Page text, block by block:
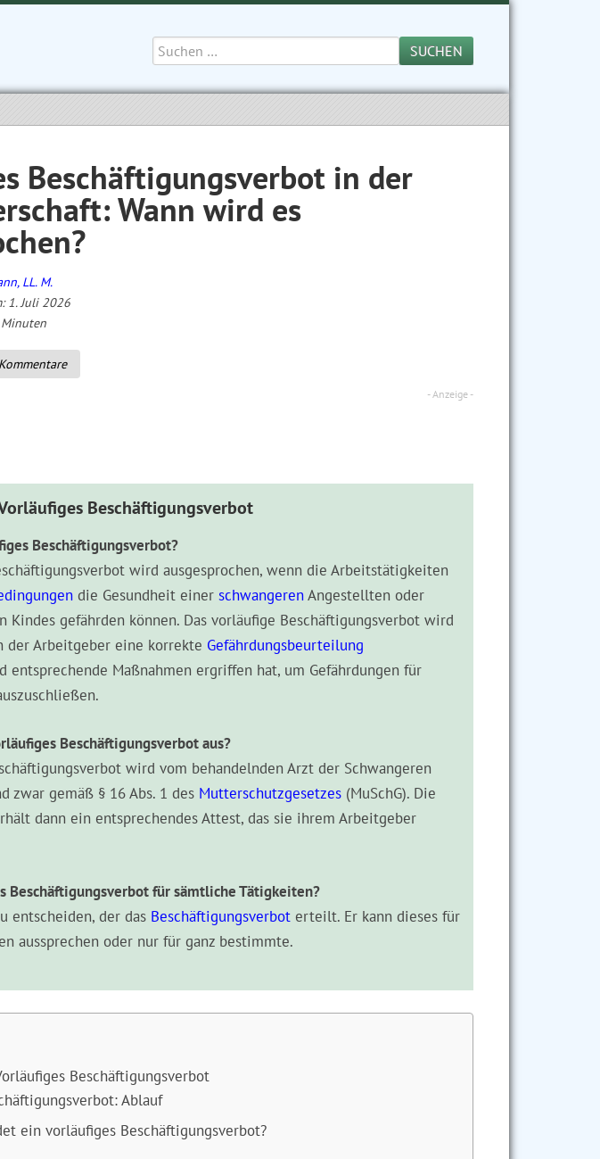
Suche
nach:
SUCHEN
Beschäftigungsverbot in der
Wann wird es
LL. M.
1. Juli 2026
Minuten
Kommentare
Beschäftigungsverbot
Beschäftigungsverbot?
wird ausgesprochen, wenn die Arbeitstätigkeiten
die Gesundheit einer schwangerenAngestellten oder
Kindes gefährden können. Das vorläufige Beschäftigungsverbot wird
der Arbeitgeber eine korrekte Gefährdungsbeurteilung
entsprechende Maßnahmen ergriffen hat, um Gefährdungen für
Beschäftigungsverbot aus?
wird vom behandelnden Arzt der Schwangeren
zwar gemäß § 16 Abs. 1 des Mutterschutzgesetzes (MuSchG). Die
dann ein entsprechendes Attest, das sie ihrem Arbeitgeber
Beschäftigungsverbot für sämtliche Tätigkeiten?
entscheiden, der das Beschäftigungsverbot erteilt. Er kann dieses für
aussprechen oder nur für ganz bestimmte.
Beschäftigungsverbot
Ablauf
ein vorläufiges Beschäftigungsverbot?